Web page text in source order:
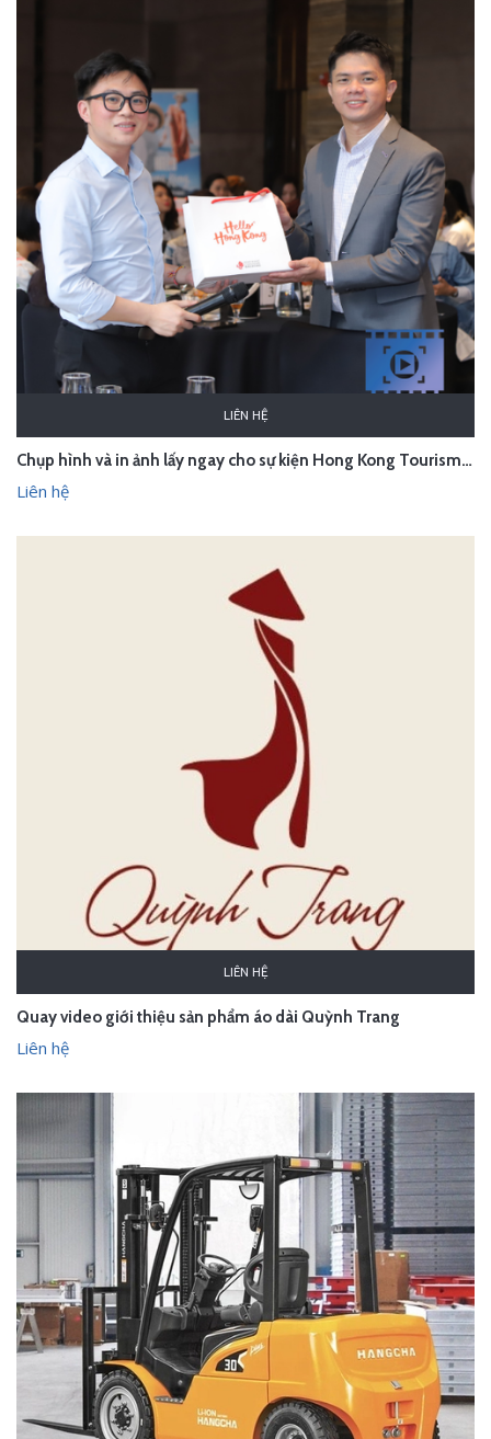
LIÊN HỆ
Chụp hình và in ảnh lấy ngay cho sự kiện Hong Kong Tourism Board
Liên hệ
LIÊN HỆ
Quay video giới thiệu sản phẩm áo dài Quỳnh Trang
Liên hệ